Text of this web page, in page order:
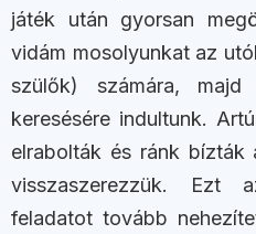
játék után gyorsan
vidám mosolyunkat az
szülők) számára,
keresésére indultunk.
elrabolták és ránk bízták
visszaszerezzük. Ezt
feladatot tovább